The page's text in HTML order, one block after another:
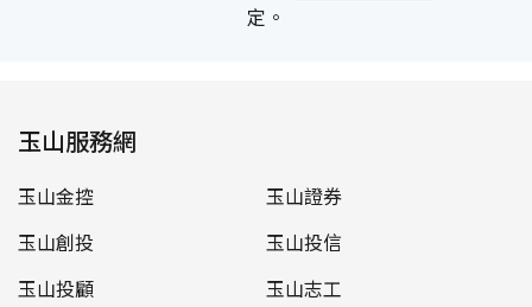
定。
玉山服務網
玉山金控
玉山證券
玉山創投
玉山投信
玉山投顧
玉山志工